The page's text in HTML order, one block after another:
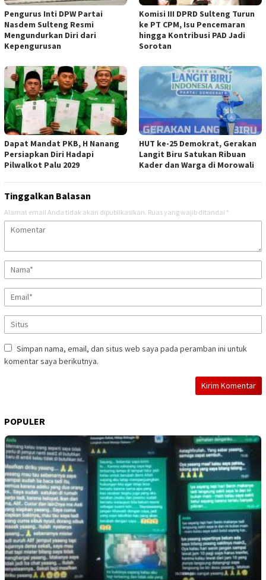
Pengurus Inti DPW Partai
Nasdem Sulteng Resmi
Mengundurkan Diri dari
Kepengurusan
Komisi III DPRD Sulteng Turun
ke PT CPM, Isu Pencemaran
hingga Kontribusi PAD Jadi
Sorotan
Dapat Mandat PKB, H Nanang
Persiapkan Diri Hadapi
Pilwalkot Palu 2029
HUT ke-25 Demokrat, Gerakan
Langit Biru Satukan Ribuan
Kader dan Warga di Morowali
Tinggalkan Balasan
Alamat email Anda tidak akan dipublikasikan. Ruas yang wajib ditandai *
Simpan nama, email, dan situs web saya pada peramban ini untuk
komentar saya berikutnya.
POPULER